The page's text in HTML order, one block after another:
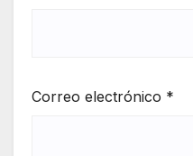
Correo electrónico *